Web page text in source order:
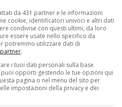
il veicolo ha sfondato
riportato gravi conseguenze.
da 431 partner e le informazioni
cookie, identificatori univoci e altri dati
condivise con questi ultimi, da loro
essere usate nello specifico da
potremmo utilizzare dati di
.
i tuoi dati personali sulla base
opporti gestendo le tue opzioni qui
pagina o nel menu del sito per
impostazioni della privacy e dei